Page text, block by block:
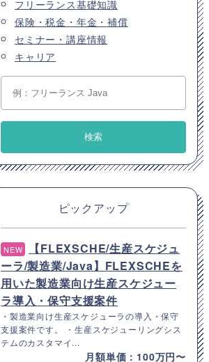
フリーランス基礎知識
保険・税金・年金・補償
セミナー・講座情報
キャリア
ピックアップ
NEW
【FLEXSCHE/生産スケジュ
ーラ/製造業/Java】FLEXSCHEを
用いた製造業向け生産スケジュー
ラ導入・保守支援案件
・製造業向け生産スケジューラの導入・保守
支援案件です。 ・生産スケジューリングシス
テムのカスタマイ...
月額単価：100万円〜